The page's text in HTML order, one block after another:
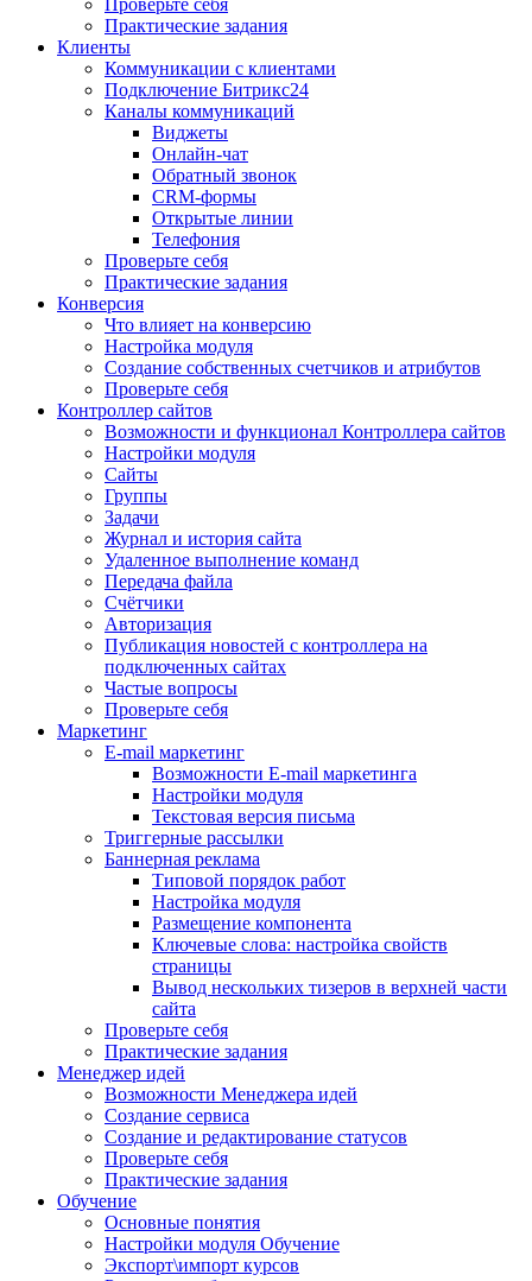
Проверьте себя
Практические задания
Клиенты
Коммуникации с клиентами
Подключение Битрикс24
Каналы коммуникаций
Виджеты
Онлайн-чат
Обратный звонок
CRM-формы
Открытые линии
Телефония
Проверьте себя
Практические задания
Конверсия
Что влияет на конверсию
Настройка модуля
Создание собственных счетчиков и атрибутов
Проверьте себя
Контроллер сайтов
Возможности и функционал Контроллера сайтов
Настройки модуля
Сайты
Группы
Задачи
Журнал и история сайта
Удаленное выполнение команд
Передача файла
Счётчики
Авторизация
Публикация новостей с контроллера на
подключенных сайтах
Частые вопросы
Проверьте себя
Маркетинг
E-mail маркетинг
Возможности E-mail маркетинга
Настройки модуля
Текстовая версия письма
Триггерные рассылки
Баннерная реклама
Типовой порядок работ
Настройка модуля
Размещение компонента
Ключевые слова: настройка свойств
страницы
Вывод нескольких тизеров в верхней части
сайта
Проверьте себя
Практические задания
Менеджер идей
Возможности Менеджера идей
Создание сервиса
Создание и редактирование статусов
Проверьте себя
Практические задания
Обучение
Основные понятия
Настройки модуля Обучение
Экспорт\импорт курсов